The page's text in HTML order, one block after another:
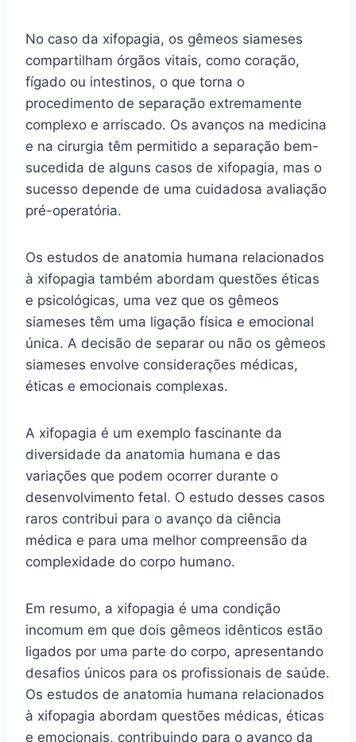
No caso da xifopagia, os gêmeos siameses
compartilham órgãos vitais, como coração,
fígado ou intestinos, o que torna o
procedimento de separação extremamente
complexo e arriscado. Os avanços na medicina
e na cirurgia têm permitido a separação bem-
sucedida de alguns casos de xifopagia, mas o
sucesso depende de uma cuidadosa avaliação
pré-operatória.
Os estudos de anatomia humana relacionados
à xifopagia também abordam questões éticas
e psicológicas, uma vez que os gêmeos
siameses têm uma ligação física e emocional
única. A decisão de separar ou não os gêmeos
siameses envolve considerações médicas,
éticas e emocionais complexas.
A xifopagia é um exemplo fascinante da
diversidade da anatomia humana e das
variações que podem ocorrer durante o
desenvolvimento fetal. O estudo desses casos
raros contribui para o avanço da ciência
médica e para uma melhor compreensão da
complexidade do corpo humano.
Em resumo, a xifopagia é uma condição
incomum em que dois gêmeos idênticos estão
ligados por uma parte do corpo, apresentando
desafios únicos para os profissionais de saúde.
Os estudos de anatomia humana relacionados
à xifopagia abordam questões médicas, éticas
e emocionais, contribuindo para o avanço da